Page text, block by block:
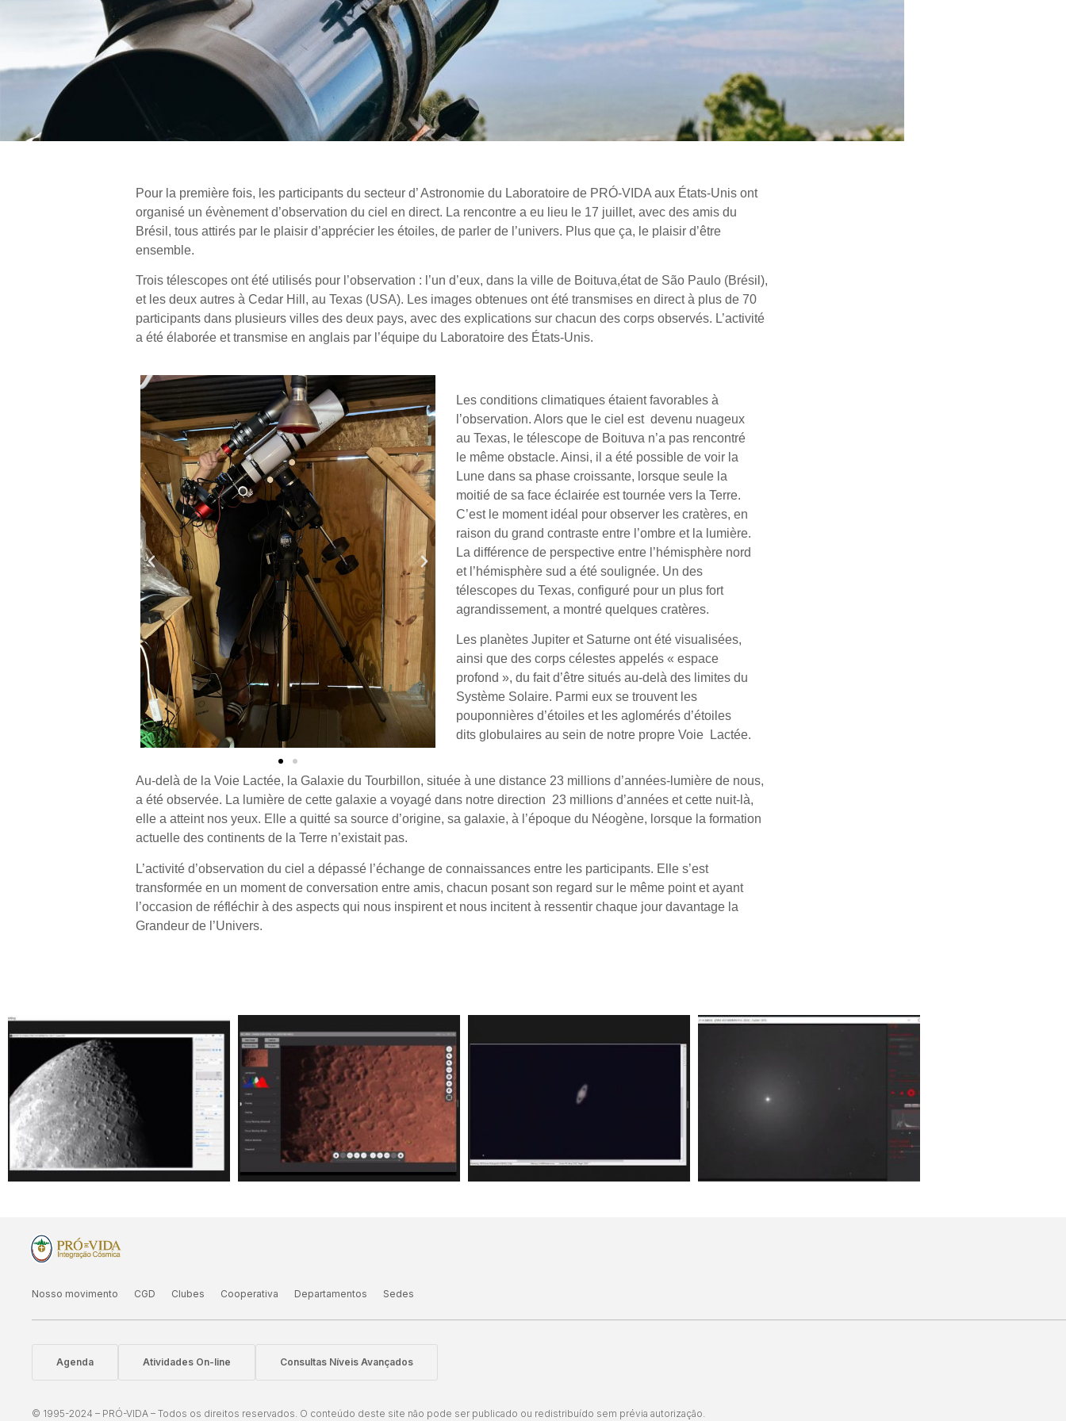
Pour la première fois, les participants du secteur d’ Astronomie du Laboratoire de PRÓ-VIDA aux États-Unis ont
organisé un évènement d’observation du ciel en direct. La rencontre a eu lieu le 17 juillet, avec des amis du
Brésil, tous attirés par le plaisir d’apprécier les étoiles, de parler de l’univers. Plus que ça, le plaisir d’être
ensemble.
Trois télescopes ont été utilisés pour l’observation : l’un d’eux, dans la ville de Boituva,état de São Paulo (Brésil),
et les deux autres à Cedar Hill, au Texas (USA). Les images obtenues ont été transmises en direct à plus de 70
participants dans plusieurs villes des deux pays, avec des explications sur chacun des corps observés. L’activité
a été élaborée et transmise en anglais par l’équipe du Laboratoire des États-Unis.
Les conditions climatiques étaient favorables à
l’observation. Alors que le ciel est devenu nuageux
au Texas, le télescope de Boituva n’a pas rencontré
le même obstacle. Ainsi, il a été possible de voir la
Lune dans sa phase croissante, lorsque seule la
moitié de sa face éclairée est tournée vers la Terre.
C’est le moment idéal pour observer les cratères, en
raison du grand contraste entre l’ombre et la lumière.
La différence de perspective entre l’hémisphère nord
et l’hémisphère sud a été soulignée. Un des
télescopes du Texas, configuré pour un plus fort
agrandissement, a montré quelques cratères.
Les planètes Jupiter et Saturne ont été visualisées,
ainsi que des corps célestes appelés « espace
profond », du fait d’être situés au-delà des limites du
Système Solaire. Parmi eux se trouvent les
pouponnières d’étoiles et les aglomérés d’étoiles
dits globulaires au sein de notre propre Voie Lactée.
Au-delà de la Voie Lactée, la Galaxie du Tourbillon, située à une distance 23 millions d’années-lumière de nous,
a été observée. La lumière de cette galaxie a voyagé dans notre direction 23 millions d’années et cette nuit-là,
elle a atteint nos yeux. Elle a quitté sa source d’origine, sa galaxie, à l’époque du Néogène, lorsque la formation
actuelle des continents de la Terre n’existait pas.
L’activité d’observation du ciel a dépassé l’échange de connaissances entre les participants. Elle s’est
transformée en un moment de conversation entre amis, chacun posant son regard sur le même point et ayant
l’occasion de réfléchir à des aspects qui nous inspirent et nous incitent à ressentir chaque jour davantage la
Grandeur de l’Univers.
Nosso movimento CGD Clubes Cooperativa Departamentos Sedes
Agenda Atividades On-line Consultas Níveis Avançados
© 1995-2024 – PRÓ-VIDA – Todos os direitos reservados. O conteúdo deste site não pode ser publicado ou redistribuído sem prévia autorização.